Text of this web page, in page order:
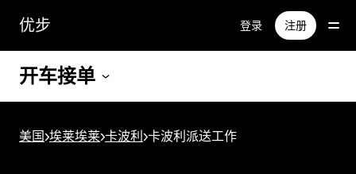
容
优步 登录 注册
开车接单
美国>埃莱埃莱>卡波利 >卡波利派送工作